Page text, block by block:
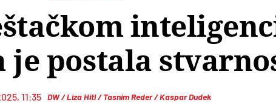
je postala
11:35 DW / Liza Hitl / Tasnim Reder / Kaspar Dudek